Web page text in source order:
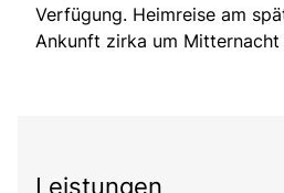
Verfügung. Heimreise am
Ankunft zirka um
Leistungen